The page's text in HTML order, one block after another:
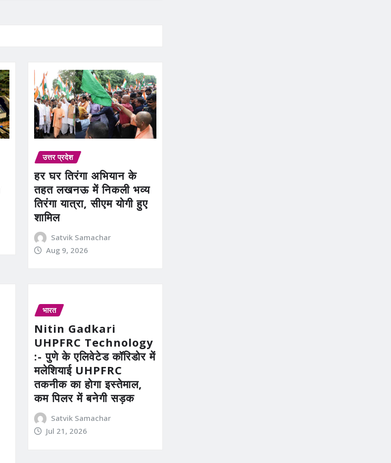
उत्तर प्रदेश
हर घर तिरंगा अभियान के
तहत लखनऊ में निकली भव्य
तिरंगा यात्रा, सीएम योगी हुए
शामिल
Satvik Samachar
Aug 9, 2026
भारत
Nitin Gadkari
UHPFRC Technology
:- पुणे के एलिवेटेड कॉरिडोर में
मलेशियाई UHPFRC
तकनीक का होगा इस्तेमाल,
कम पिलर में बनेगी सड़क
Satvik Samachar
Jul 21, 2026